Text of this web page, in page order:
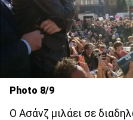
Photo 8/9
Ο Ασάνζ μιλάει σε